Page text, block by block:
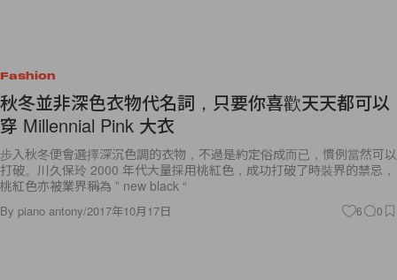
Fashion
秋冬並非深色衣物代名詞，只要你喜歡天天都可以
穿 Millennial Pink 大衣
步入秋冬便會選擇深沉色調的衣物，不過是約定俗成而已，慣例當然可以
打破。川久保玲 2000 年代大量採用桃紅色，成功打破了時裝界的禁忌，
桃紅色亦被業界稱為 ” new black “
By piano antony/2017年10月17日 6 0